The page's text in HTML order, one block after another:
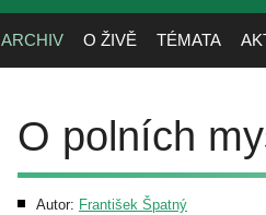
ARCHIV O ŽIVĚ TÉMATA
O polních
Autor: František Špatný